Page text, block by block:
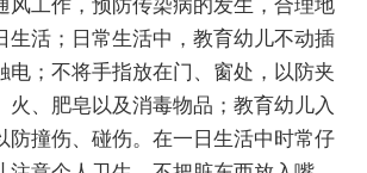
风工作，预防传染病的发生，合理地
生活；日常生活中，教育幼儿不动插
电；不将手指放在门、窗处，以防夹
火、肥皂以及消毒物品；教育幼儿入
防撞伤、碰伤。在一日生活中时常仔